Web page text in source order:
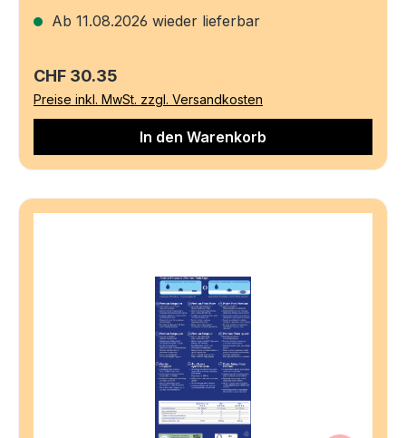
Ab 11.08.2026 wieder lieferbar
Regulärer Preis:
CHF 30.35
Preise inkl. MwSt. zzgl. Versandkosten
In den Warenkorb